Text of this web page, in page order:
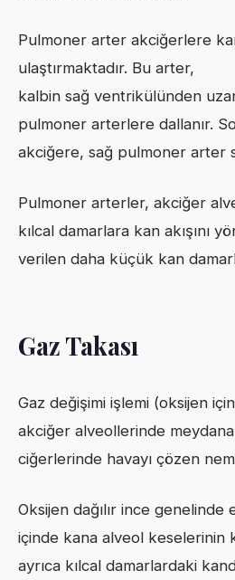
Pulmoner arter akciğerlere
ulaştırmaktadır. Bu arter,
kalbin sağ ventrikülünden
pulmoner arterlere dallanır.
akciğere, sağ pulmoner arter
Pulmoner arterler, akciğer
kılcal damarlara kan akışını
verilen daha küçük kan
Gaz Takası
Gaz değişimi işlemi (oksijen
akciğer alveollerinde
ciğerlerinde havayı çözen
Oksijen dağılır ince
içinde kana alveol keselerinin
ayrıca kılcal damarlardaki